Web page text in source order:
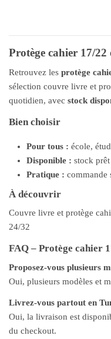
Protège cahier 17/22
Retrouvez les protège
sélection couvre livre et
quotidien, avec stock
Bien choisir
Pour tous : école,
Disponible : stock
Pratique : commande
À découvrir
Couvre livre et protège
24/32
FAQ – Protège cahier
Proposez-vous plusieurs
Oui, plusieurs modèles et
Livrez-vous partout en
Oui, la livraison est
du checkout.